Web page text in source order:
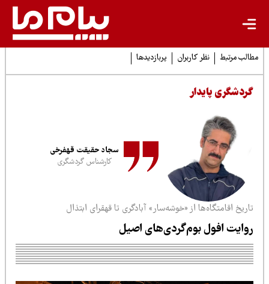
مرتبط نظر کاربران پربازدیدها
پایدار
سجاد حقیقت قهفرخی
کارشناس گردشگری
اقامتگاه‌ها از «خوشه‌سار» آبادگری تا قهقرای ابتذال
افول بوم‌گردی‌های اصیل